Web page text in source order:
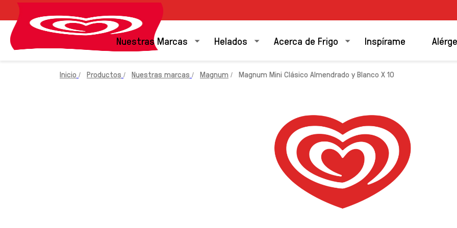
Nuestras Marcas Helados Acerca de Frigo Inspírame
Inicio Productos Nuestras marcas Magnum Magnum Mini Clásico Almendrado y Blanco X 10